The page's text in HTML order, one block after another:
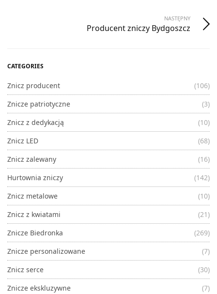
NASTĘPNY
Producent zniczy Bydgoszcz
CATEGORIES
Znicz producent
(106)
Znicze patriotyczne
(3)
Znicz z dedykacją
(10)
Znicz LED
(68)
Znicz zalewany
(16)
Hurtownia zniczy
(142)
Znicz metalowe
(10)
Znicz z kwiatami
(21)
Znicze Biedronka
(269)
Znicze personalizowane
(7)
Znicz serce
(30)
Znicze ekskluzywne
(7)